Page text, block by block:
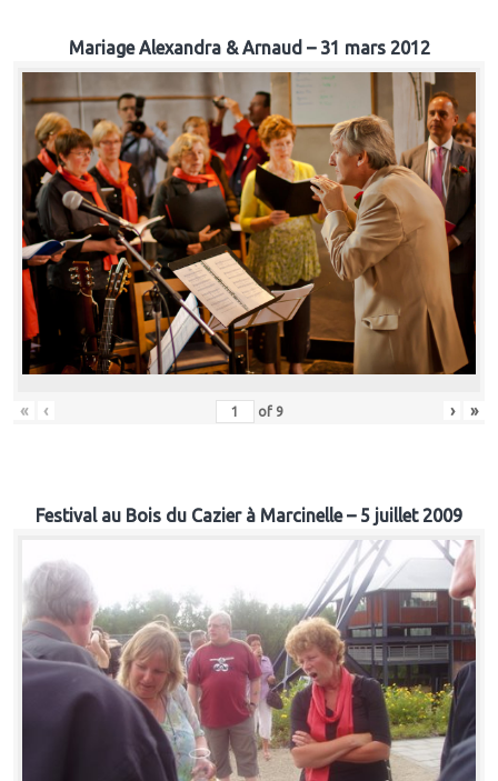
Mariage Alexandra & Arnaud – 31 mars 2012
« ‹ of 9 › »
Festival au Bois du Cazier à Marcinelle – 5 juillet 2009